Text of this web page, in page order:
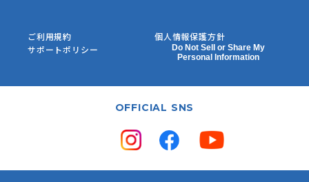
ご利用規約
個人情報保護方針
サポートポリシー
Do Not Sell or Share My
Personal Information
OFFICIAL SNS